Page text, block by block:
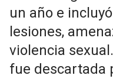
un año e
lesiones,
violencia
fue descartada